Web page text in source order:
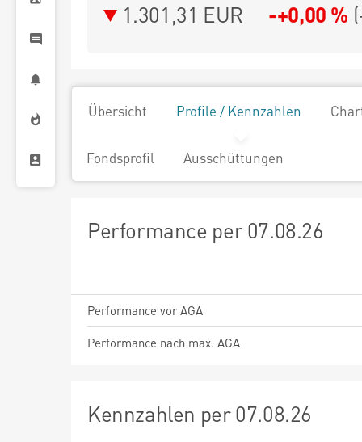
1.301,31 EUR -+0,00 % (
Übersicht Profile / Kennzahlen
Fondsprofil Ausschüttungen
Performance per 07.08.26
Performance vor AGA
Performance nach max. AGA
Kennzahlen per 07.08.26